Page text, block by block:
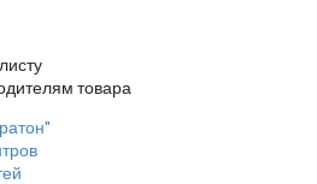
товара